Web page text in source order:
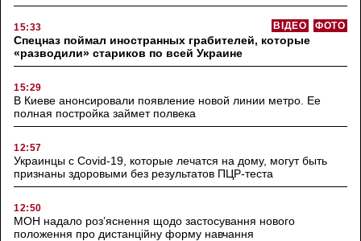
15:33 ФОТО
ВІДЕО
Спецназ поймал иностранных грабителей, которые
«разводили» стариков по всей Украине
15:29
В Киеве анонсировали появление новой линии метро. Ее
полная постройка займет полвека
12:57
Украинцы с Covid-19, которые лечатся на дому, могут быть
признаны здоровыми без результатов ПЦР-теста
12:50
МОН надало роз’яснення щодо застосування нового
положення про дистанційну форму навчання